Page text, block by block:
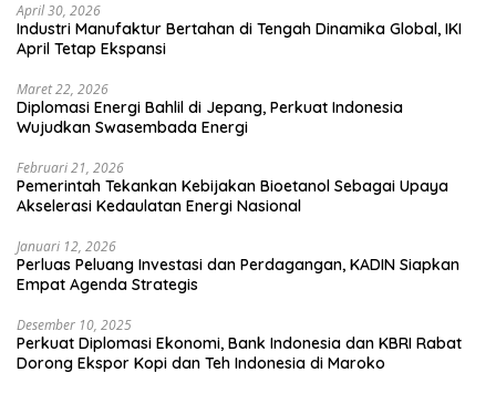
April 30, 2026
Industri Manufaktur Bertahan di Tengah Dinamika Global, IKI
April Tetap Ekspansi
Maret 22, 2026
Diplomasi Energi Bahlil di Jepang, Perkuat Indonesia
Wujudkan Swasembada Energi
Februari 21, 2026
Pemerintah Tekankan Kebijakan Bioetanol Sebagai Upaya
Akselerasi Kedaulatan Energi Nasional
Januari 12, 2026
Perluas Peluang Investasi dan Perdagangan, KADIN Siapkan
Empat Agenda Strategis
Desember 10, 2025
Perkuat Diplomasi Ekonomi, Bank Indonesia dan KBRI Rabat
Dorong Ekspor Kopi dan Teh Indonesia di Maroko